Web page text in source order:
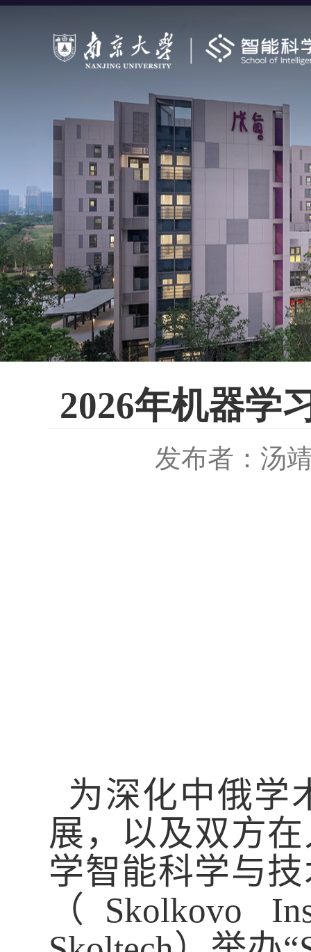
2026年机器学
发布者：汤
为深化中俄学
展 ， 以及双方在
学智能科学与
（ Skolkovo